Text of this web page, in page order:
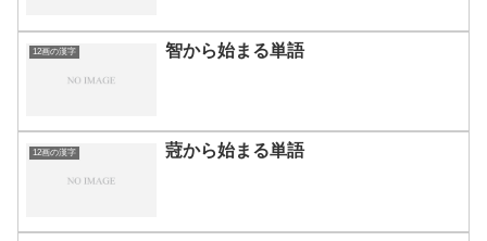
12画の漢字 智から始まる単語
12画の漢字 蒄から始まる単語